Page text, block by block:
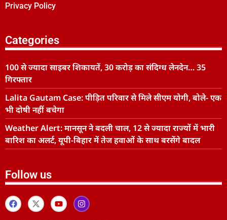
Privacy Policy
Categories
100 से ज्यादा साइबर शिकायतें, 30 करोड़ का संदिग्ध लेनदेन… 35
गिरफ्तार
Lalita Gautam Case: पीड़ित परिवार से मिले सीएम योगी, बोले- एक
भी दोषी नहीं बचेगा
Weather Alert: मानसून ने बदली चाल, 12 से ज्यादा राज्यों में भारी
बारिश का अलर्ट, यूपी-बिहार में तेज हवाओं के साथ बरसेंगे बादल
Follow us